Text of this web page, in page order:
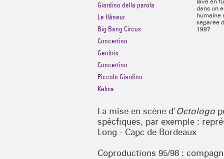
Giardino della parola
Le flâneur
Big Bang Circus
Concertino
Genitrix
Concertino
Piccolo Giardino
Kelma
lave en
dans un
humaine
séparée
1997
La mise en scène d’Octologo
spécfiques, par exemple :
Long - Capc de Bordeaux
Coproductions 95/98 :